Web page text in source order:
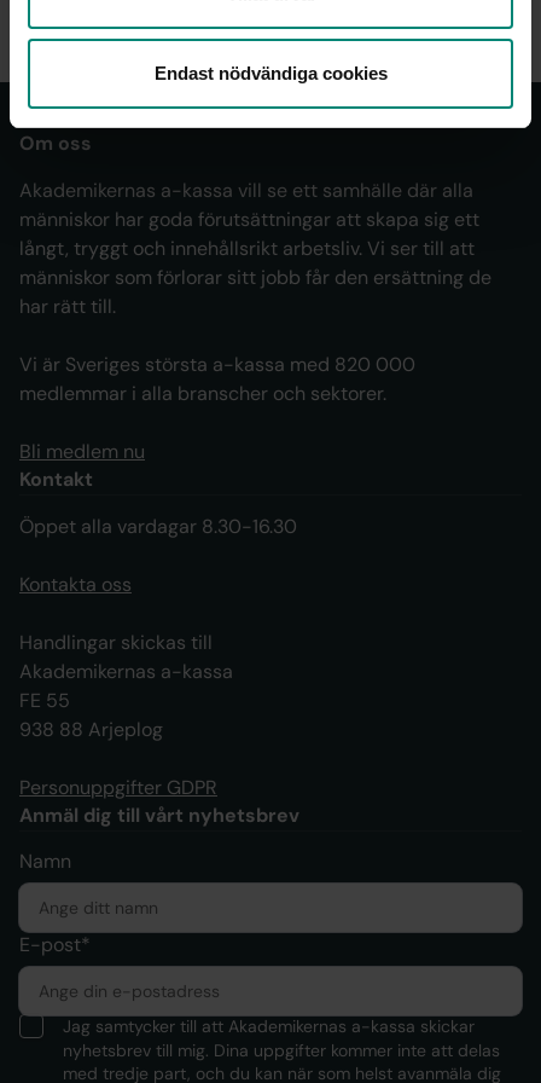
Endast nödvändiga cookies
Om oss
Akademikernas a-kassa vill se ett samhälle där alla
människor har goda förutsättningar att skapa sig ett
långt, tryggt och innehållsrikt arbetsliv. Vi ser till att
människor som förlorar sitt jobb får den ersättning de
har rätt till.
Vi är Sveriges största a-kassa med 820 000
medlemmar i alla branscher och sektorer.
Bli medlem nu
Kontakt
Öppet alla vardagar 8.30-16.30
Kontakta oss
Handlingar skickas till
Akademikernas a-kassa
FE 55
938 88 Arjeplog
Personuppgifter GDPR
Anmäl dig till vårt nyhetsbrev
Namn
E-post*
Jag samtycker till att Akademikernas a-kassa skickar
nyhetsbrev till mig. Dina uppgifter kommer inte att delas
med tredje part, och du kan när som helst avanmäla dig